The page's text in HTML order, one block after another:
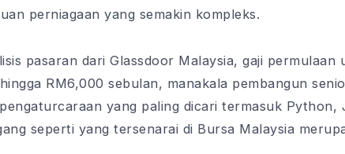
perniagaan yang semakin kompleks.
pasaran dari Glassdoor Malaysia, gaji
RM6,000 sebulan, manakala pembangun
yang paling dicari termasuk
seperti yang tersenarai di Bursa Malaysia